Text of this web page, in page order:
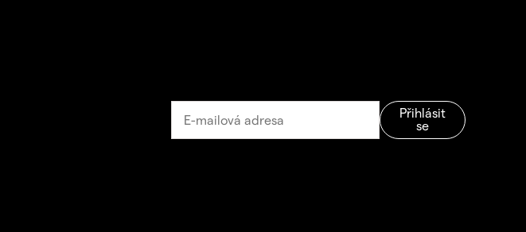
Přihlásit
se